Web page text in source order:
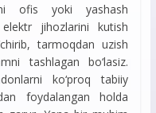
ofis yoki yashash
elektr jihozlarini kutish
tarmoqdan uzish
tashlagan bo‘lasiz.
ko‘proq tabiiy
foydalangan holda